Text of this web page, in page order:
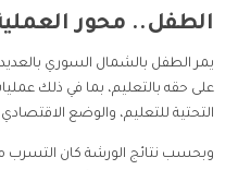
الطفل.. محور
يمر الطفل بالشمال السوري
على حقه بالتعليم، بما في ذلك
التحتية للتعليم، والوضع
وبحسب نتائج الورشة كان التسرب